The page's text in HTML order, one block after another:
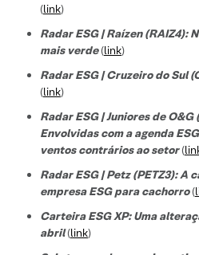
(link)
Radar ESG | Raízen (RAIZ4):
mais verde(link)
Radar ESG | Cruzeiro do Sul
(link)
Radar ESG | Juniores de O&G
Envolvidas com a agenda
ventos contrários ao setor(
Radar ESG | Petz (PETZ3): A
empresa ESG para cachorro(
Carteira ESG XP: Uma
abril(link)